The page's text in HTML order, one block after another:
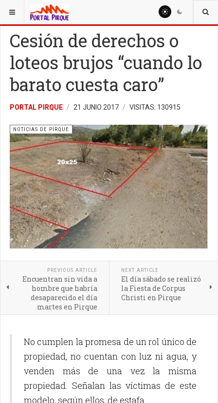
ESTÁ AQUÍ: NOTICIAS
Cesión de derechos o
loteos brujos “cuando lo
barato cuesta caro”
PORTAL PIRQUE 21 JUNIO 2017 VISITAS: 130915
NOTICIAS DE PIRQUE
PREVIOUS ARTICLE
Encuentran sin vida a
hombre que habría
desaparecido el día
martes en Pirque
NEXT ARTICLE
El día sábado se realizó
la Fiesta de Corpus
Christi en Pirque
No cumplen la promesa de un rol único de
propiedad, no cuentan con luz ni agua, y
venden más de una vez la misma
propiedad. Señalan las víctimas de este
modelo, según ellos, de estafa.